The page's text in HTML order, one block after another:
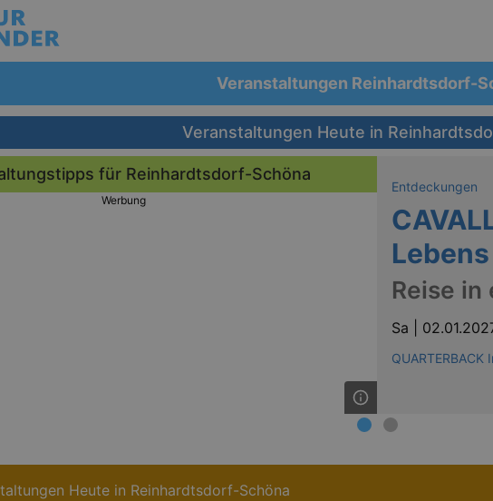
Veranstaltungen Reinhardtsdorf-
Veranstaltungen Heute in
für Reinhardtsdorf-Schöna
Werbung
Entdeckungen
Lebens
Reise
Sa |
QUARTERBACK
Heute in Reinhardtsdorf-Schöna